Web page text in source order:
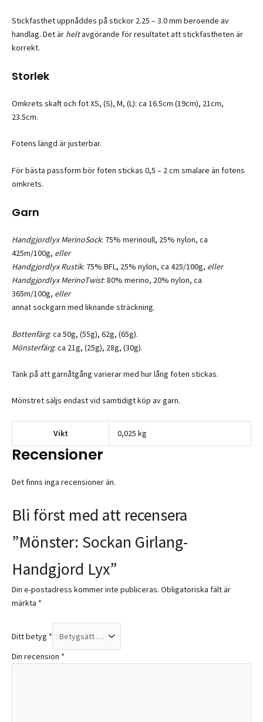
Stickfasthet uppnåddes på stickor 2.25 – 3.0 mm beroende av
handlag. Det är heltavgörande för resultatet att stickfastheten är
korrekt.
Storlek
Omkrets skaft och fot XS, (S), M, (L): ca 16.5cm (19cm), 21cm,
23.5cm.
Fotens längd är justerbar.
För bästa passform bör foten stickas 0,5 – 2 cm smalare än fotens
omkrets.
Garn
Handgjordlyx MerinoSock: 75% merinoull, 25% nylon, ca
425m/100g, eller
Handgjordlyx Rustik: 75% BFL, 25% nylon, ca 425/100g, eller
Handgjordlyx MerinoTwist: 80% merino, 20% nylon, ca
365m/100g, eller
annat sockgarn med liknande sträckning.
Bottenfärg: ca 50g, (55g), 62g, (65g).
Mönsterfärg: ca 21g, (25g), 28g, (30g).
Tänk på att garnåtgång varierar med hur lång foten stickas.
Mönstret säljs endast vid samtidigt köp av garn.
Vikt 0,025 kg
Recensioner
Det finns inga recensioner än.
Bli först med att recensera
”Mönster: Sockan Girlang-
Handgjord Lyx”
Din e-postadress kommer inte publiceras. Obligatoriska fält är
märkta *
Ditt betyg *
Din recension *